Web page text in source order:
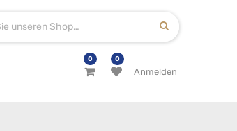
0 0
Anmelden